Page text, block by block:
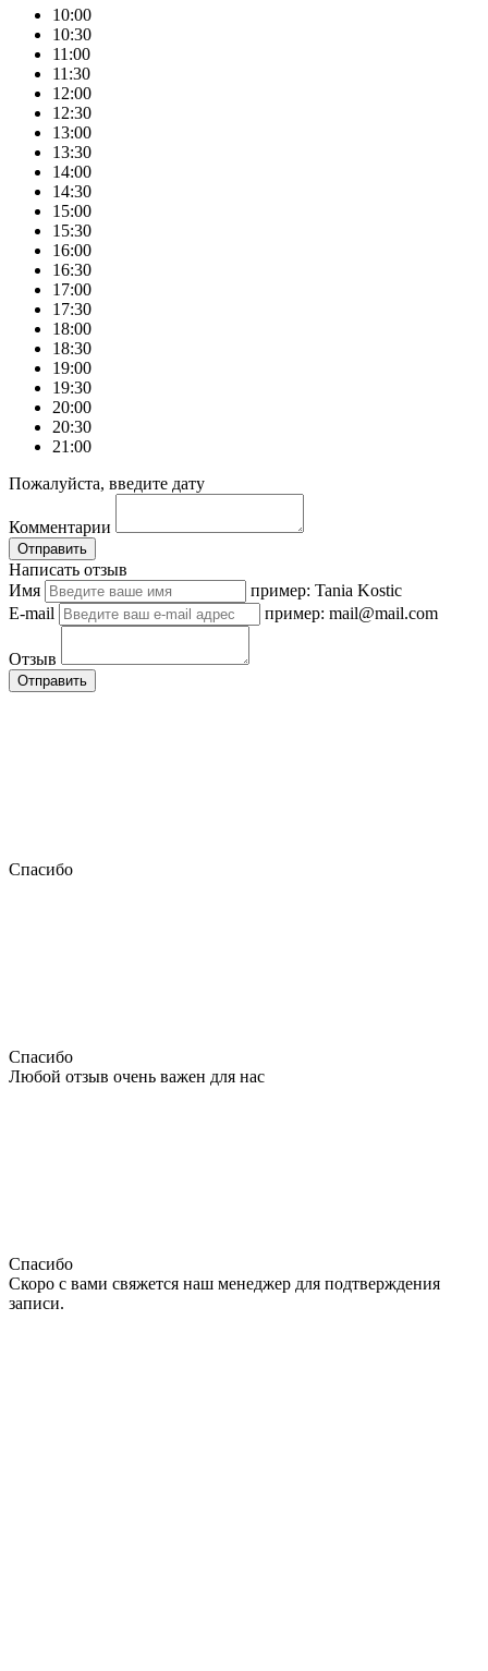
10:00
10:30
11:00
11:30
12:00
12:30
13:00
13:30
14:00
14:30
15:00
15:30
16:00
16:30
17:00
17:30
18:00
18:30
19:00
19:30
20:00
20:30
21:00
Пожалуйста, введите дату
Комментарии
Отправить
Написать отзыв
Имя
пример: Tania Kostic
E-mail
пример: mail@mail.com
Отзыв
Отправить
Спасибо
Спасибо
Любой отзыв очень важен для нас
Спасибо
Скоро с вами свяжется наш менеджер для подтверждения
записи.